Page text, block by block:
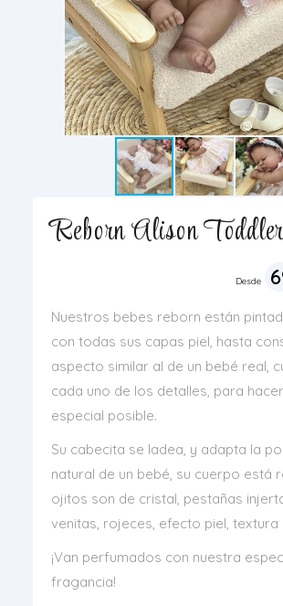
Reborn Alison
Desde
Nuestros bebes reborn están
con todas sus capas piel, hasta
aspecto similar al de un bebé real,
cada uno de los detalles, para
especial posible.
Su cabecita se ladea, y adapta la
natural de un bebé, su cuerpo está
ojitos son de cristal, pestañas
venitas, rojeces, efecto piel, textura
¡Van perfumados con nuestra
fragancia!